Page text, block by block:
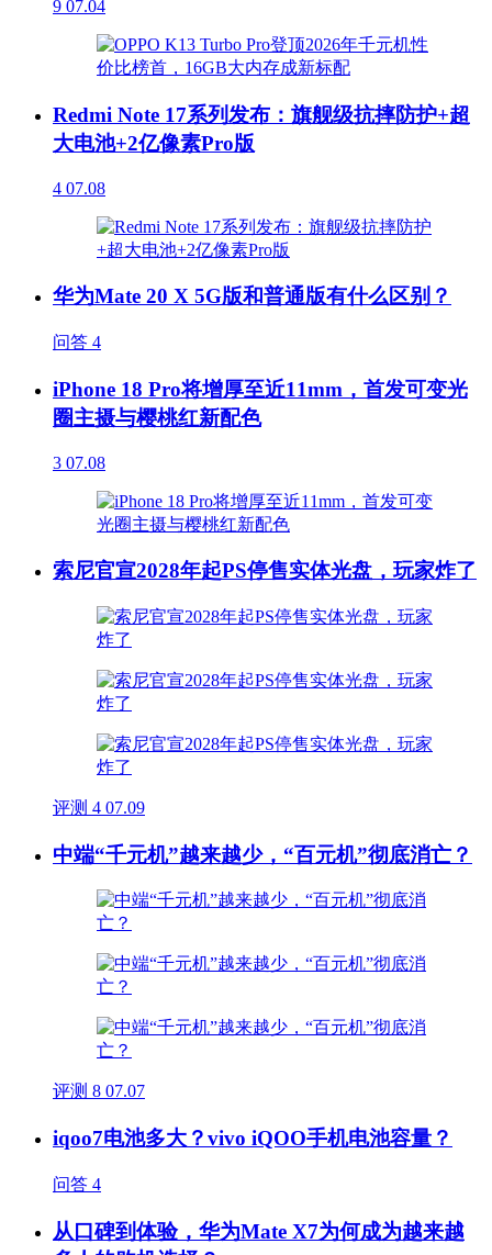
9 07.04
Redmi Note 17系列发布：旗舰级抗摔防护+超
大电池+2亿像素Pro版
4 07.08
华为Mate 20 X 5G版和普通版有什么区别？
问答 4
iPhone 18 Pro将增厚至近11mm，首发可变光
圈主摄与樱桃红新配色
3 07.08
索尼官宣2028年起PS停售实体光盘，玩家炸了
评测 4 07.09
中端“千元机”越来越少，“百元机”彻底消亡？
评测 8 07.07
iqoo7电池多大？vivo iQOO手机电池容量？
问答 4
从口碑到体验，华为Mate X7为何成为越来越